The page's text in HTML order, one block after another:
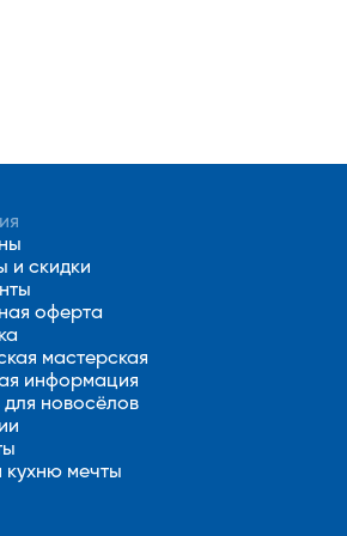
и скидки
оферта
мастерская
информация
новосёлов
мечты